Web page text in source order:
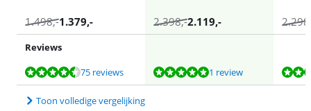
1.498,-1.379,- 2.398,-2.119,- 2.298
Reviews
Beoordeling is 9,0 van de 10, gebaseerd op 75 reviews.
75 reviews
Beoordeling is 10 van de 10, gebaseerd op 1 review.1 review
Beoordeling is 9,4 van de 10, gebaseerd op 41 reviews.
Beoordeling is 9,0 van de 10, gebaseerd op 75 reviews.
Toon volledige vergelijking